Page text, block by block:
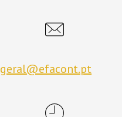
geral@efacont.pt